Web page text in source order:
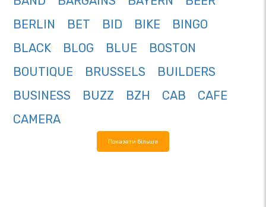
BERLIN
BET BID BIKE
BINGO
BLACK
BLOG BLUE
BOSTON
BOUTIQUE
BRUSSELS
BUILDERS
BUSINESS
BUZZ BZH CAB
CAFE
CAMERA
Показати більше